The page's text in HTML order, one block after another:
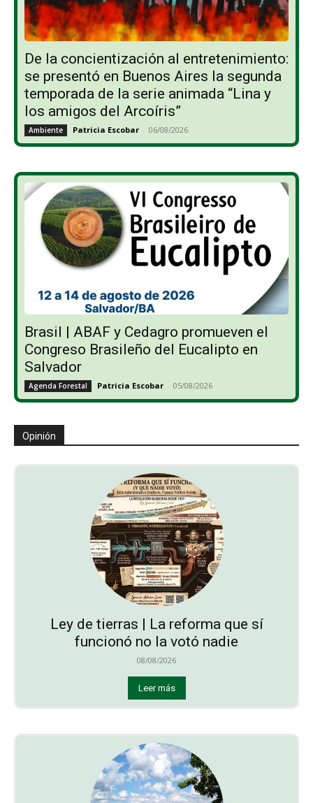
De la concientización al entretenimiento:
se presentó en Buenos Aires la segunda
temporada de la serie animada “Lina y
los amigos del Arcoíris”
Ambiente Patricia Escobar - 06/08/2026
Brasil | ABAF y Cedagro promueven el
Congreso Brasileño del Eucalipto en
Salvador
Agenda Forestal Patricia Escobar - 05/08/2026
Opinión
Ley de tierras | La reforma que sí
funcionó no la votó nadie
08/08/2026
Leer más